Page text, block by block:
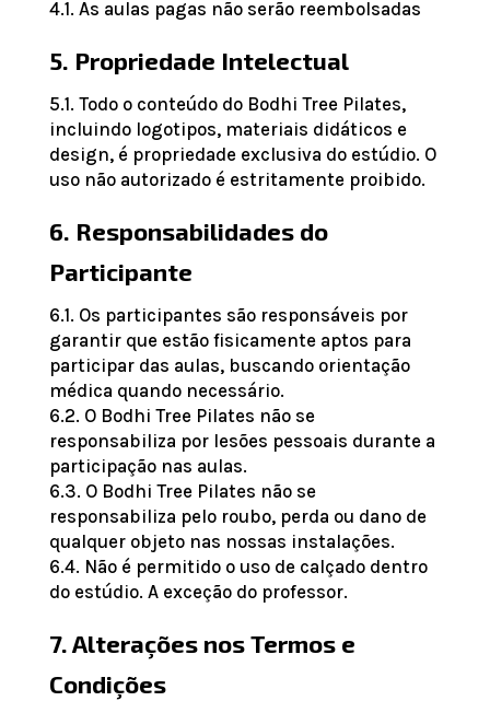
4.1. As aulas pagas não serão reembolsadas
5. Propriedade Intelectual
5.1. Todo o conteúdo do Bodhi Tree Pilates,
incluindo logotipos, materiais didáticos e
design, é propriedade exclusiva do estúdio. O
uso não autorizado é estritamente proibido.
6. Responsabilidades do
Participante
6.1. Os participantes são responsáveis por
garantir que estão fisicamente aptos para
participar das aulas, buscando orientação
médica quando necessário.
6.2. O Bodhi Tree Pilates não se
responsabiliza por lesões pessoais durante a
participação nas aulas.
6.3. O Bodhi Tree Pilates não se
responsabiliza pelo roubo, perda ou dano de
qualquer objeto nas nossas instalações.
6.4. Não é permitido o uso de calçado dentro
do estúdio. A exceção do professor.
7. Alterações nos Termos e
Condições